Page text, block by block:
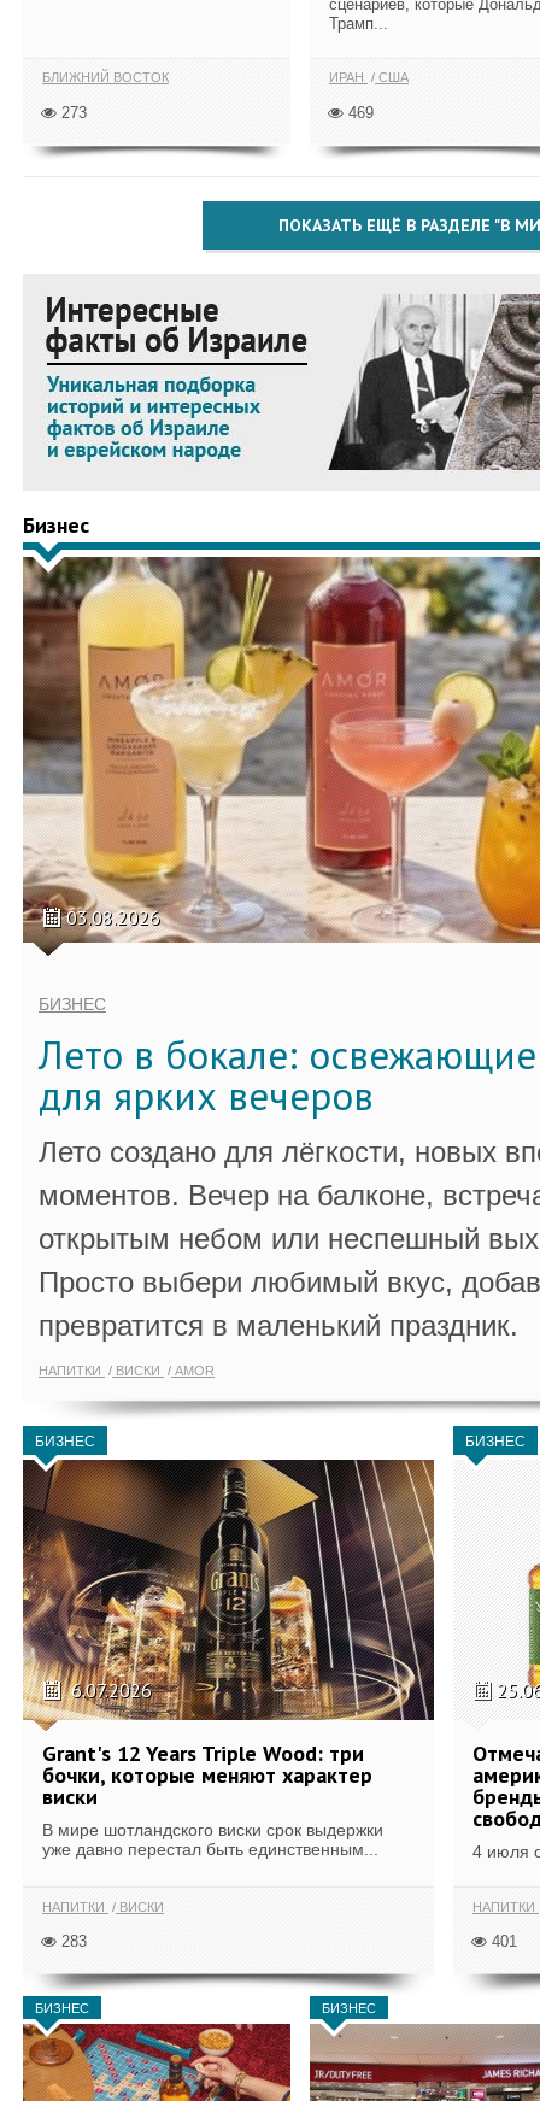
БЛИЖНИЙ ВОСТОК
273
сценариев, которые
Трамп...
ИРАН США
469
ПОКАЗАТЬ ЕЩЁ В РАЗДЕЛЕ "В
Бизнес
03.08.2026
БИЗНЕС
Лето в бокале:
для ярких вечеров
Лето создано для лёгкости, новых
моментов. Вечер на балконе,
открытым небом или неспешный
Просто выбери любимый вкус,
превратится в маленький праздник.
НАПИТКИ ВИСКИ AMOR
БИЗНЕС
6.07.2026
Grant's 12 Years Triple Wood: три
бочки, которые меняют характер
виски
В мире шотландского виски срок выдержки
уже давно перестал быть единственным...
НАПИТКИ ВИСКИ
283
БИЗНЕС
4 июля
НАПИТКИ
401
БИЗНЕС БИЗНЕС